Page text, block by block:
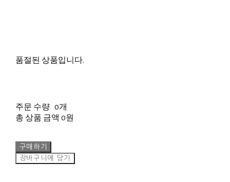
품절된 상품입니다.
주문 수량 0개
총 상품 금액 0원
구매하기
장바구니에 담기